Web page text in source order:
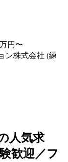
円〜
ン株式会社 (練
人気求
歓迎／フ